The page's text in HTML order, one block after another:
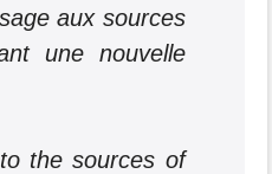
aux sources
une nouvelle
the sources of